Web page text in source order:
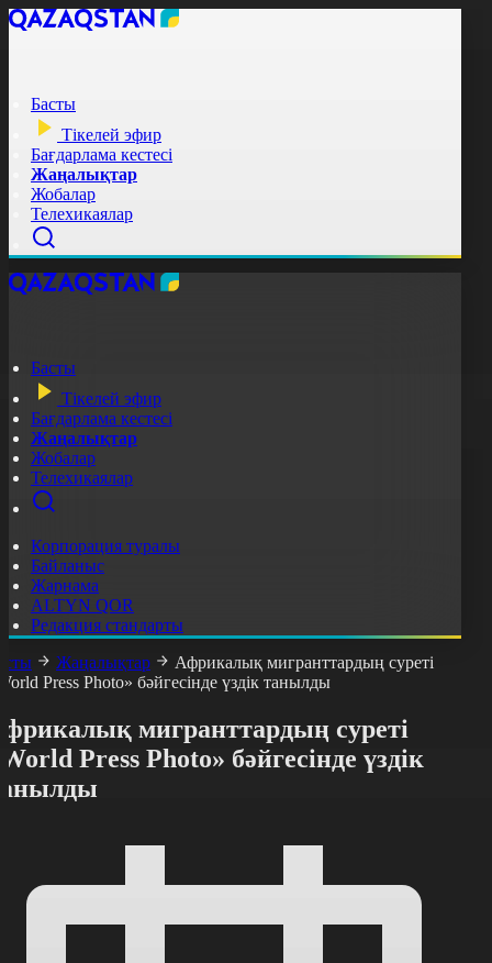
Басты
Тікелей эфир
Бағдарлама кестесі
Жаңалықтар
Жобалар
Телехикаялар
Басты
Тікелей эфир
Бағдарлама кестесі
Жаңалықтар
Жобалар
Телехикаялар
Корпорация туралы
Байланыс
Жарнама
ALTYN QOR
Редакция стандарты
Жаңалықтар
Африкалық мигранттардың суреті
Press Photo» бәйгесінде үздік танылды
мигранттардың суреті
Press Photo» бәйгесінде үздік